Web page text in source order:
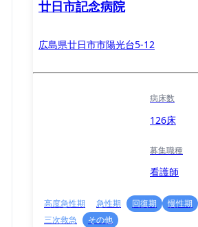
廿日市記念病院
広島県廿日市市陽光台5-12
病床数
126床
募集職種
看護師
高度急性期 急性期 回復期 慢性期
三次救急
その他